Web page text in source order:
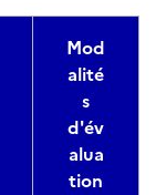
Mod
alité
s
d'év
alua
tion